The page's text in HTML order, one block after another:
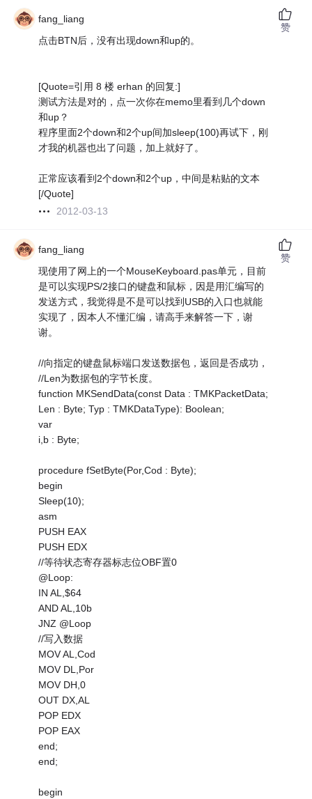
fang_liang
点击BTN后，没有出现down和up的。
[Quote=引用 8 楼 erhan 的回复:]
测试方法是对的，点一次你在memo里看到几个down
和up？
程序里面2个down和2个up间加sleep(100)再试下，刚
才我的机器也出了问题，加上就好了。
正常应该看到2个down和2个up，中间是粘贴的文本
[/Quote]
2012-03-13
赞
fang_liang
现使用了网上的一个MouseKeyboard.pas单元，目前
是可以实现PS/2接口的键盘和鼠标，因是用汇编写的
发送方式，我觉得是不是可以找到USB的入口也就能
实现了，因本人不懂汇编，请高手来解答一下，谢
谢。
//向指定的键盘鼠标端口发送数据包，返回是否成功，
//Len为数据包的字节长度。
function MKSendData(const Data : TMKPacketData;
Len : Byte; Typ : TMKDataType): Boolean;
var
i,b : Byte;
procedure fSetByte(Por,Cod : Byte);
begin
Sleep(10);
asm
PUSH EAX
PUSH EDX
//等待状态寄存器标志位OBF置0
@Loop:
IN AL,$64
AND AL,10b
JNZ @Loop
//写入数据
MOV AL,Cod
MOV DL,Por
MOV DH,0
OUT DX,AL
POP EDX
POP EAX
end;
end;
begin
赞